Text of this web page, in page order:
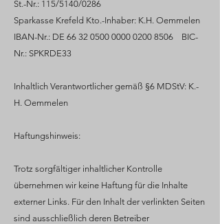
St.-Nr.: 115/5140/0286
Sparkasse Krefeld Kto.-Inhaber: K.H. Oemmelen
IBAN-Nr.: DE 66 32 0500 0000 0200 8506 BIC-
Nr.: SPKRDE33
Inhaltlich Verantwortlicher gemäß §6 MDStV: K.-
H. Oemmelen
Haftungshinweis:
Trotz sorgfältiger inhaltlicher Kontrolle
übernehmen wir keine Haftung für die Inhalte
externer Links. Für den Inhalt der verlinkten Seiten
sind ausschließlich deren Betreiber